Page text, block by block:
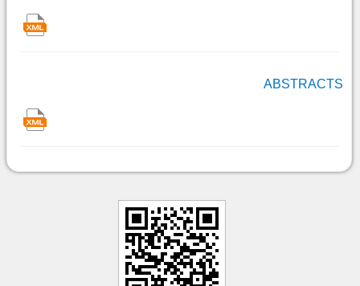
ABSTRACTS